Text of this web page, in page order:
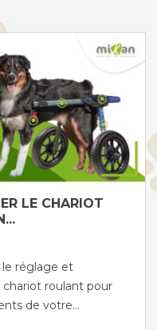
LE CHARIOT
le réglage et
roulant pour
de votre...